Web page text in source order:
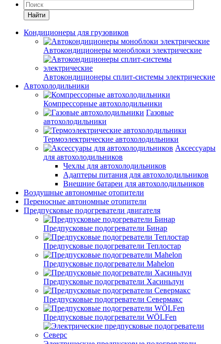
Найти
Кондиционеры для грузовиков
Автокондиционеры моноблоки электрические
Автокондиционеры сплит-системы электрические
Автохолодильники
Компрессорные автохолодильники
Газовые
автохолодильники
Термоэлектрические автохолодильники
Аксессуары
для автохолодильников
Чехлы для автохолодильников
Адаптеры питания для автохолодильников
Внешние батареи для автохолодильников
Воздушные автономные отопители
Переносные автономные отопители
Предпусковые подогреватели двигателя
Предпусковые подогреватели Бинар
Предпусковые подогреватели Теплостар
Предпусковые подогреватели Mahelon
Предпусковые подогреватели Хасиньлун
Предпусковые подогреватели Севермакс
Предпусковые подогреватели WÖLFen